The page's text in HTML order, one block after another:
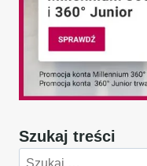
Szukaj treści
Szukaj: